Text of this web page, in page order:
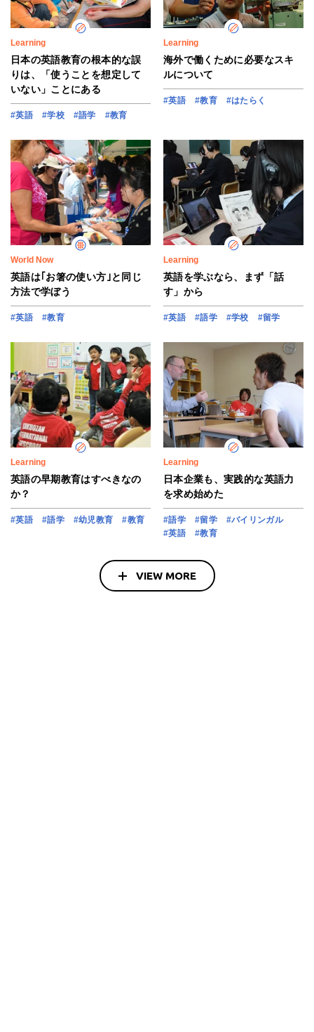
Learning
日本の英語教育の根本的な誤
りは、「使うことを想定して
いない」ことにある
#英語 #学校 #語学 #教育
Learning
海外で働くために必要なスキ
ルについて
#英語 #教育 #はたらく
World Now
英語は｢お箸の使い方｣と同じ
方法で学ぼう
#英語 #教育
Learning
英語を学ぶなら、まず「話
す」から
#英語 #語学 #学校 #留学
Learning
英語の早期教育はすべきなの
か？
#英語 #語学 #幼児教育 #教育
Learning
日本企業も、実践的な英語力
を求め始めた
#語学 #留学
#バイリンガル
#英語
#教育
VIEW MORE